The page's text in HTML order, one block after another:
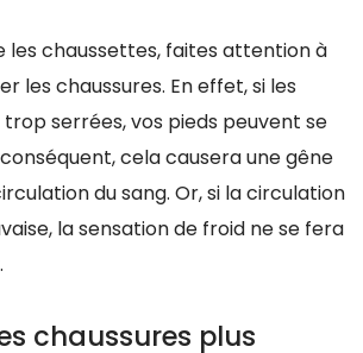
les chaussettes, faites attention à
les chaussures. En effet, si les
serrées, vos pieds peuvent se
cela causera une gêne
du sang. Or, si la circulation
la sensation de froid ne se fera
chaussures plus